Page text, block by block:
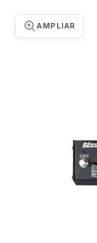
AMPLIAR